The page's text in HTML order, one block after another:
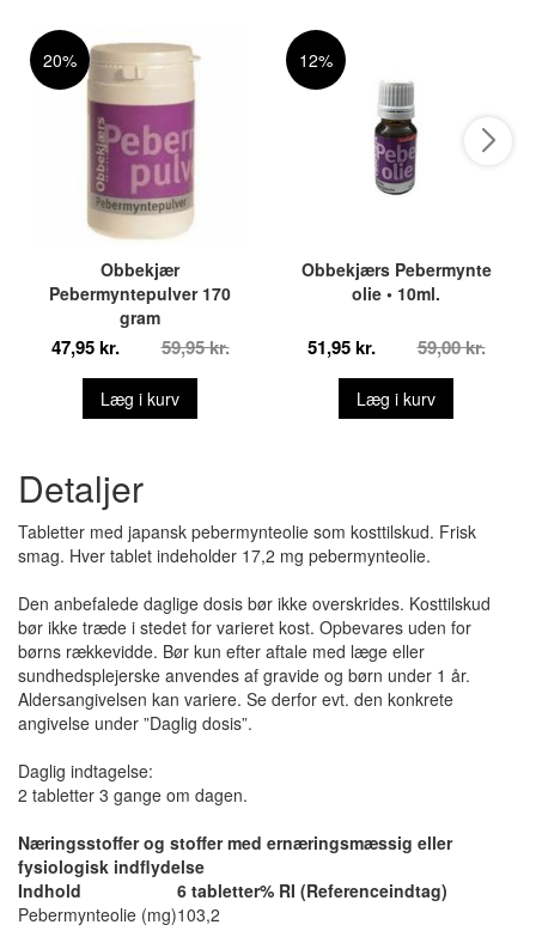
20%
Obbekjær
Pebermyntepulver 170
gram
47,95 kr. 59,95 kr.
Læg i kurv
12%
Obbekjærs Pebermynte
olie • 10ml.
51,95 kr. 59,00 kr.
Læg i kurv
Detaljer
Tabletter med japansk pebermynteolie som kosttilskud. Frisk
smag. Hver tablet indeholder 17,2 mg pebermynteolie.
Den anbefalede daglige dosis bør ikke overskrides. Kosttilskud
bør ikke træde i stedet for varieret kost. Opbevares uden for
børns rækkevidde. Bør kun efter aftale med læge eller
sundhedsplejerske anvendes af gravide og børn under 1 år.
Aldersangivelsen kan variere. Se derfor evt. den konkrete
angivelse under ”Daglig dosis”.
Daglig indtagelse:
2 tabletter 3 gange om dagen.
Næringsstoffer og stoffer med ernæringsmæssig eller
fysiologisk indflydelse
Indhold
6 tabletter% RI (Referenceindtag)
Pebermynteolie (mg)103,2